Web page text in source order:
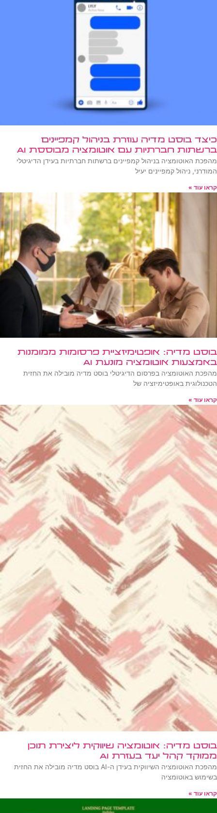
כיצד בוסט מדיה עוזרת בניהול קמפיינים
ברשתות חברתיות עם אוטומציה מבוססת AI
מהפכת האוטומציה בניהול קמפיינים ברשתות חברתיות בעידן הדיגיטלי
המודרני, ניהול קמפיינים יעיל
קראו עוד »
בוסט מדיה: אופטימיזציית פרסומות ממומנות
באמצעות אוטומציה מונעת AI
מהפכת האוטומציה בפרסום הדיגיטלי בוסט מדיה מובילה את החזית
הטכנולוגית באופטימיזציה של
קראו עוד »
בוסט מדיה: אוטומציה שיווקית ליצירת תוכן
ממוקד קהל יעד בעזרת AI
מהפכת האוטומציה השיווקית בעידן ה-AI בוסט מדיה מובילה את החזית
בשימוש באוטומציה
קראו עוד »